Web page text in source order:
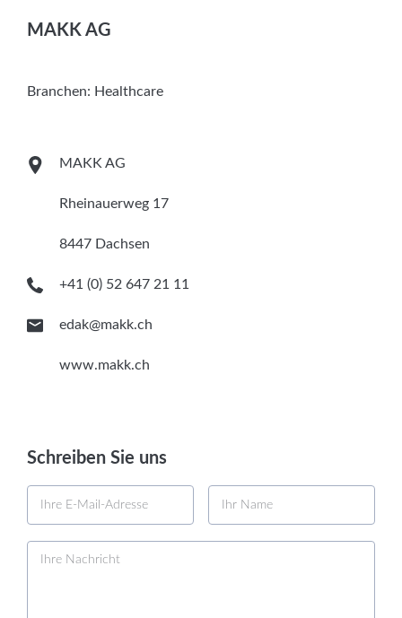
MAKK AG
Branchen: Healthcare
MAKK AG
Rheinauerweg 17
8447 Dachsen
+41 (0) 52 647 21 11
edak@makk.ch
www.makk.ch
Schreiben Sie uns